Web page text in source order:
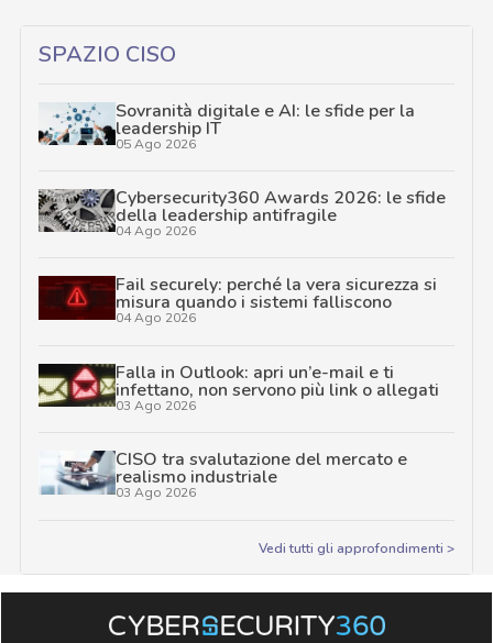
SPAZIO CISO
Sovranità digitale e AI: le sfide per la
leadership IT
05 Ago 2026
Cybersecurity360 Awards 2026: le sfide
della leadership antifragile
04 Ago 2026
Fail securely: perché la vera sicurezza si
misura quando i sistemi falliscono
04 Ago 2026
Falla in Outlook: apri un’e-mail e ti
infettano, non servono più link o allegati
03 Ago 2026
CISO tra svalutazione del mercato e
realismo industriale
03 Ago 2026
Vedi tutti gli approfondimenti >